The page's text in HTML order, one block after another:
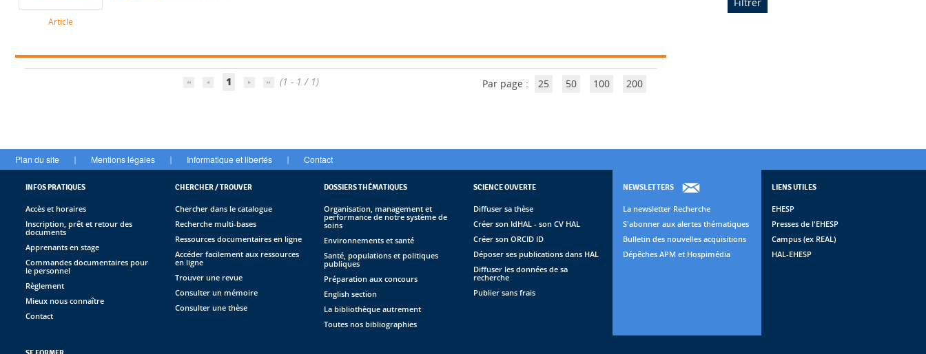
Article
1 (1 - 1 / 1) Par page : 25 50 100 200
Plan du site | Mentions légales | Informatique et libertés | Contact
INFOS PRATIQUES
Accès et horaires
Inscription, prêt et retour des
documents
Apprenants en stage
Commandes documentaires pour
le personnel
Règlement
Mieux nous connaître
Contact
CHERCHER / TROUVER
Chercher dans le catalogue
Recherche multi-bases
Ressources documentaires en ligne
Accéder facilement aux ressources
en ligne
Trouver une revue
Consulter un mémoire
Consulter une thèse
DOSSIERS THÉMATIQUES
Organisation, management et
performance de notre système de
soins
Environnements et santé
Santé, populations et politiques
publiques
Préparation aux concours
English section
La bibliothèque autrement
Toutes nos bibliographies
SCIENCE OUVERTE
Diffuser sa thèse
Créer son IdHAL - son CV HAL
Créer son ORCID ID
Déposer ses publications dans HAL
Diffuser les données de sa
recherche
Publier sans frais
NEWSLETTERS
La newsletter Recherche
S'abonner aux alertes thématiques
Bulletin des nouvelles acquisitions
Dépêches APM et Hospimédia
LIENS UTILES
EHESP
Presses de l'EHESP
Campus (ex REAL)
HAL-EHESP